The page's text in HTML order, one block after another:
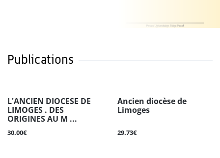
Publications
L'ANCIEN DIOCESE DE
LIMOGES . DES
ORIGINES AU M ...
30.00€
Ancien diocèse de
Limoges
29.73€